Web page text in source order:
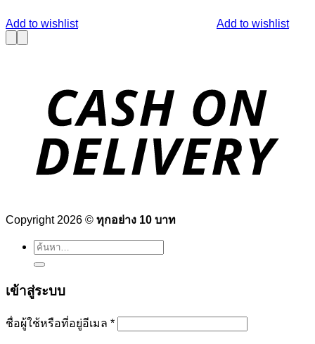
Add to wishlist Add to wishlist
Copyright 2026 © ทุกอย่าง 10 บาท
ค้นหา:
เข้าสู่ระบบ
ชื่อผู้ใช้หรือที่อยู่อีเมล *ต้องการ